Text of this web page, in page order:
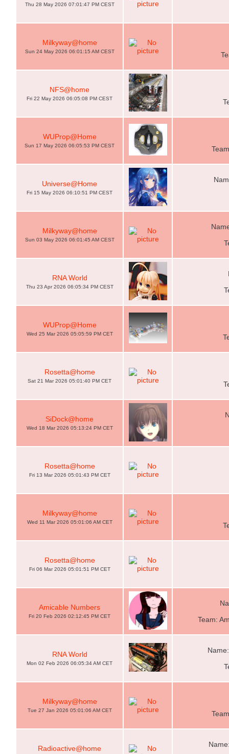
Thu 28 May 2026 07:01:47 PM CEST
Milkyway@home
Sun 24 May 2026 06:01:15 AM CEST
NFS@home
Fri 22 May 2026 06:05:08 PM CEST
WUProp@Home
Sun 17 May 2026 06:05:53 PM CEST
Universe@Home
Fri 15 May 2026 06:10:51 PM CEST
Milkyway@home
Sun 03 May 2026 06:01:45 AM CEST
RNA World
Thu 23 Apr 2026 06:05:34 PM CEST
WUProp@Home
Wed 25 Mar 2026 05:05:59 PM CET
Rosetta@home
Sat 21 Mar 2026 05:01:40 PM CET
SiDock@home
Wed 18 Mar 2026 05:13:24 PM CET
Rosetta@home
Fri 13 Mar 2026 05:01:43 PM CET
Milkyway@home
Wed 11 Mar 2026 05:01:06 AM CET
Rosetta@home
Fri 06 Mar 2026 05:01:51 PM CET
Amicable Numbers
Fri 20 Feb 2026 02:12:45 PM CET
Team:
RNA World
Mon 02 Feb 2026 06:05:34 AM CET
Milkyway@home
Tue 27 Jan 2026 05:01:06 AM CET
Radioactive@home